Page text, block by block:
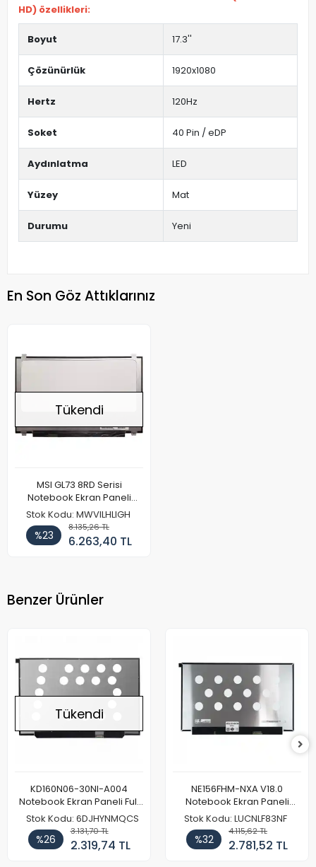
HD) özellikleri:
Boyut 17.3''
Çözünürlük 1920x1080
Hertz 120Hz
Soket 40 Pin / eDP
Aydınlatma LED
Yüzey Mat
Durumu Yeni
En Son Göz Attıklarınız
Tükendi
MSI GL73 8RD Serisi
Notebook Ekran Paneli
(120hz Full HD)
Stok Kodu: MWVILHLIGH
%23
8.135,26 TL
6.263,40 TL
Benzer Ürünler
Tükendi
KD160N06-30NI-A004
Notebook Ekran Paneli Full
HD
Stok Kodu: 6DJHYNMQCS
%26
3.131,70 TL
2.319,74 TL
NE156FHM-NXA V18.0
Notebook Ekran Paneli
144Hz
Stok Kodu: LUCNLF83NF
%32
4.115,62 TL
2.781,52 TL